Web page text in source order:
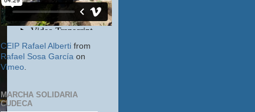
CEIP Rafael Alberti from
Rafael Sosa García on
Vimeo
MARCHA SOLIDARIA
CUDECA